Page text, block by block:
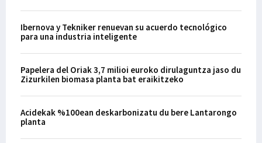
Ibernova y Tekniker renuevan su acuerdo tecnológico
para una industria inteligente
Papelera del Oriak 3,7 milioi euroko dirulaguntza jaso du
Zizurkilen biomasa planta bat eraikitzeko
Acidekak %100ean deskarbonizatu du bere Lantarongo
planta